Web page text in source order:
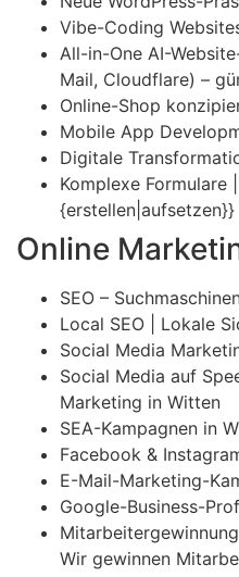
Vibe-Coding
All-in-One AI-
Mail, Cloudflare) –
Online-Shop
Mobile App
Digitale
Komplexe Formulare
Online
SEO –
Local SEO | Lokale
Social Media
Social Media auf
Marketing in Witten
SEA-Kampagnen in
Facebook &
E-Mail-Marketing-
Google-Business-
Wir gewinnen